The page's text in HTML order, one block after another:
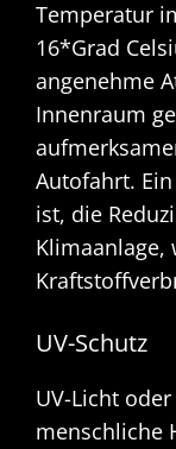
Temperatur
16*Grad
angenehme
Innenraum
Autofahrt.
ist, die
Klimaanlage,
UV-Schutz
UV-Licht
menschliche